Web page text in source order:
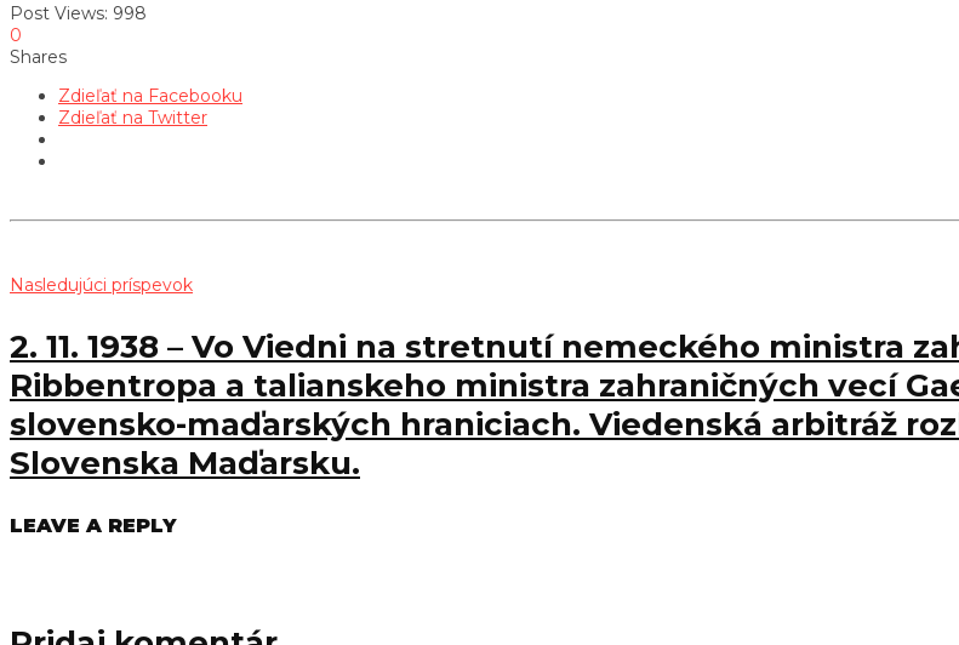
Post Views: 998
0
Shares
Zdieľať na Facebooku
Zdieľať na Twitter
Nasledujúci príspevok
2. 11. 1938 – Vo Viedni na stretnutí nemeckého ministra
Ribbentropa a talianskeho ministra zahraničných vecí
slovensko-maďarských hraniciach. Viedenská arbitráž
Slovenska Maďarsku.
LEAVE A REPLY